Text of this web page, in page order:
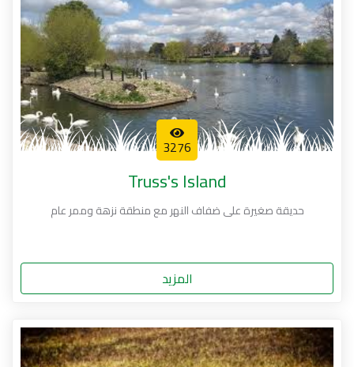
3276
Truss's Island
حديقة صغيرة على ضفاف النهر مع منطقة نزهة وممر عام
المزيد